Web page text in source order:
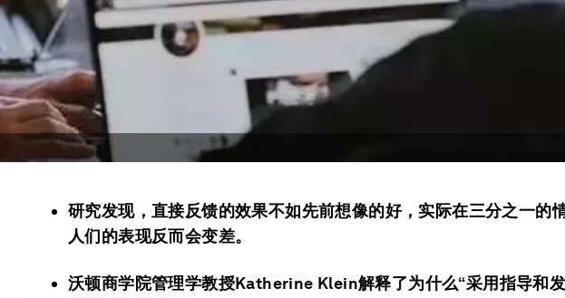
研究发现，直接反馈的效果不如先前想像的好，实际在三分之一的
人们的表现反而会变差。
沃顿商学院管理学教授Katherine Klein解释了为什么“采用指导和